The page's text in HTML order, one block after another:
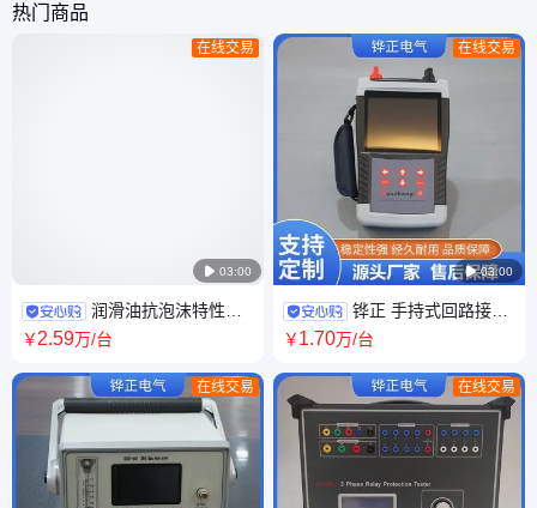
热门商品
 03:00
在线交易
润滑油抗泡沫特性测
定仪 高温泡沫特点测试仪 HZ-
￥2.59万/台
在线交易
 03:00
在线交易
铧正 手持式回路接触
电阻测试仪30A HZ-5100S 支
￥1.70万/台
在线交易